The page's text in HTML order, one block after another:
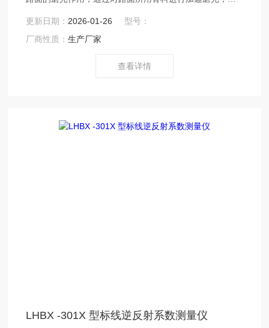
筑不同摩擦系数要求的路段以及为合理开发利用石料资源
提供科学依据，为缩短防滑路面的研究周期创造条件，为
按行业标准JTG 3432-2024《公路工程集料试验规程》
更新日期： 2026-01-26
型号：
厂商性质：生产厂家
查看详情
LHBX -301X 型标线逆反射系数测量仪